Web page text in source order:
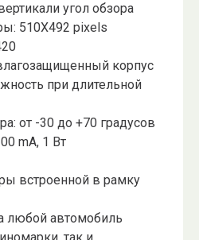
угол обзора
510X492 pixels
корпус
при длительной
от -30 до +70 градусов
mA, 1 Вт
встроенной в рамку
любой автомобиль